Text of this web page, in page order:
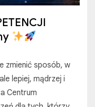
zmienić sposób, w
lepiej, mądrzej i
Centrum